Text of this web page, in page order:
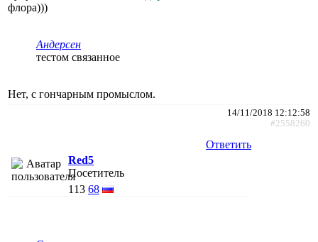
флора)))
Андерсен
тестом связанное
Нет, с гончарным промыслом.
14/11/2018 12:12:58
#2558260
Ответить
Red5
Посетитель
113 68